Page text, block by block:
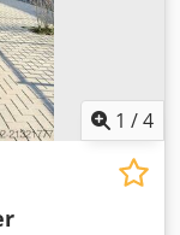
1 /4